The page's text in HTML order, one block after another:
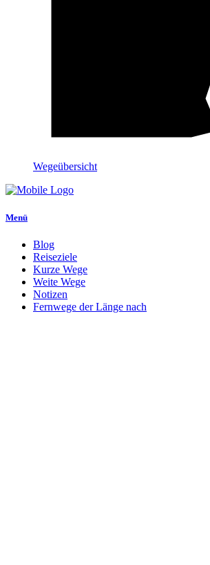
Wegeübersicht
Menü
Blog
Reiseziele
Kurze Wege
Weite Wege
Notizen
Fernwege der Länge nach